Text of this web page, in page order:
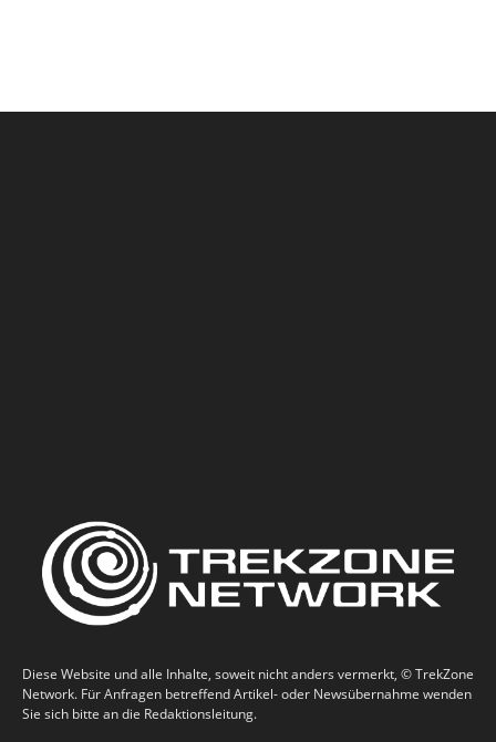
Diese Website und alle Inhalte, soweit nicht anders vermerkt, © TrekZone
Network. Für Anfragen betreffend Artikel- oder Newsübernahme wenden
Sie sich bitte an die Redaktionsleitung.